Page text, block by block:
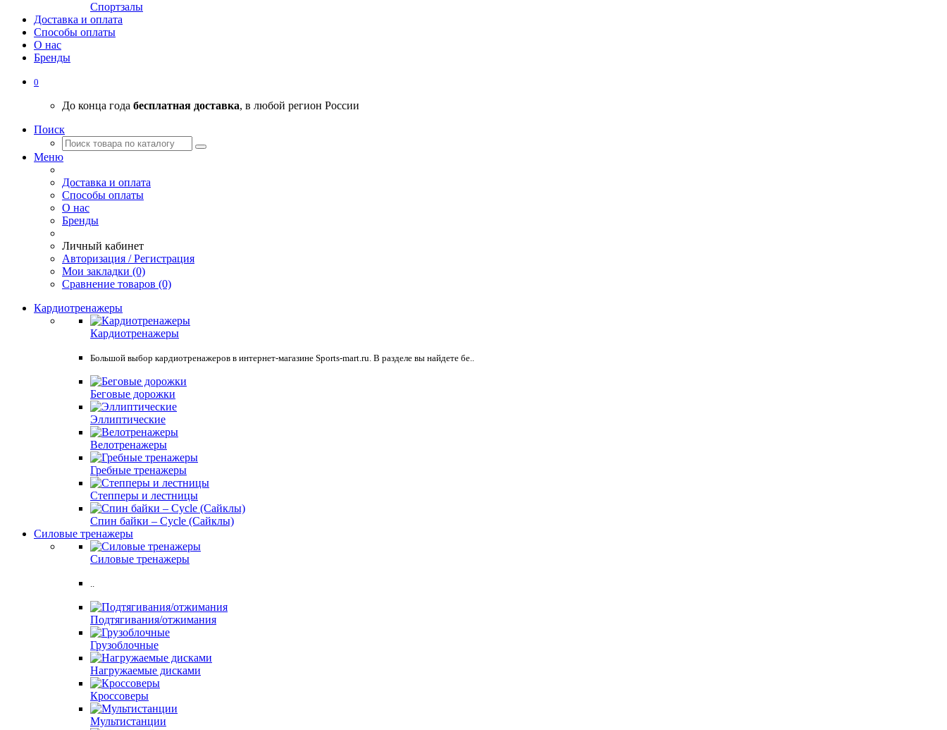
Спортзалы
Доставка и оплата
Способы оплаты
О нас
Бренды
0
До конца года бесплатная доставка, в любой регион России
Поиск
Меню
Доставка и оплата
Способы оплаты
О нас
Бренды
Личный кабинет
Авторизация / Регистрация
Мои закладки (0)
Сравнение товаров (0)
Кардиотренажеры
Кардиотренажеры
Большой выбор кардиотренажеров в интернет-магазине Sports-mart.ru. В разделе вы найдете бе..
Беговые дорожки
Эллиптические
Велотренажеры
Гребные тренажеры
Степперы и лестницы
Спин байки – Cycle (Сайклы)
Силовые тренажеры
Силовые тренажеры
..
Подтягивания/отжимания
Грузоблочные
Нагружаемые дисками
Кроссоверы
Мультистанции